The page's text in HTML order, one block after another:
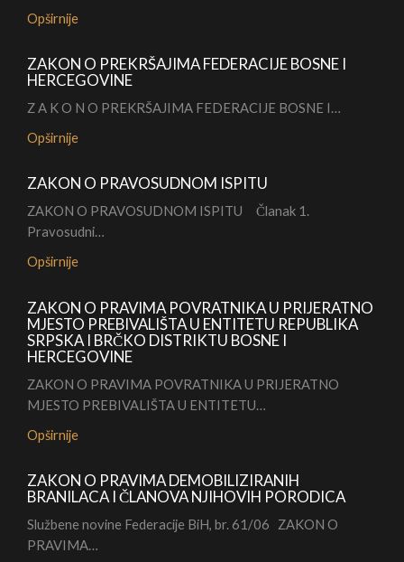
Opširnije
ZAKON O PREKRŠAJIMA FEDERACIJE BOSNE I
HERCEGOVINE
Z A K O N O PREKRŠAJIMA FEDERACIJE BOSNE I…
Opširnije
ZAKON O PRAVOSUDNOM ISPITU
ZAKON O PRAVOSUDNOM ISPITU Članak 1.
Pravosudni…
Opširnije
ZAKON O PRAVIMA POVRATNIKA U PRIJERATNO
MJESTO PREBIVALIŠTA U ENTITETU REPUBLIKA
SRPSKA I BRČKO DISTRIKTU BOSNE I
HERCEGOVINE
ZAKON O PRAVIMA POVRATNIKA U PRIJERATNO
MJESTO PREBIVALIŠTA U ENTITETU…
Opširnije
ZAKON O PRAVIMA DEMOBILIZIRANIH
BRANILACA I ČLANOVA NJIHOVIH PORODICA
Službene novine Federacije BiH, br. 61/06 ZAKON O
PRAVIMA…